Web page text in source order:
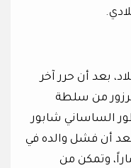
141 من الميلاد، بعد أن حرر آخر
من سلطة
الساساني شابور
أن فشل والده في
وتمكن من